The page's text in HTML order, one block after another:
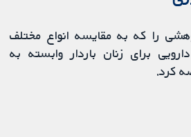
را که به مقایسه انواع مختلف
برای زنان باردار وابسته به
کرد.